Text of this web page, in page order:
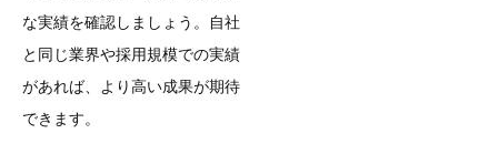
な実績を確認しましょう。自社
と同じ業界や採用規模での実績
があれば、より高い成果が期待
できます。